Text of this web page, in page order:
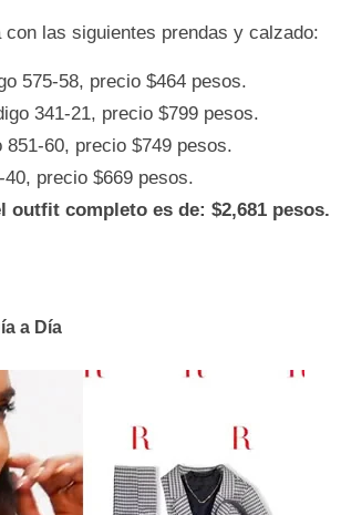
con las siguientes prendas y calzado:
575-58, precio $464 pesos.
341-21, precio $799 pesos.
851-60, precio $749 pesos.
40, precio $669 pesos.
outfit completo es de: $2,681 pesos.
a Día